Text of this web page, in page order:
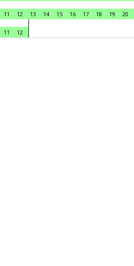
11 12 13 14 15 16 17 18 19 20
11 12